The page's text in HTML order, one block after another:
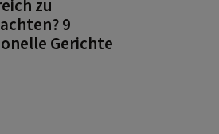
zu
9
Gerichte